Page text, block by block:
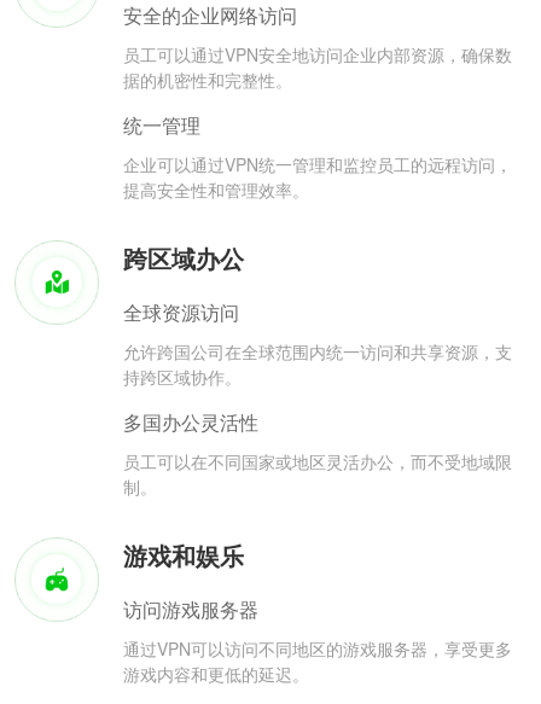
安全的企业网络访问
员工可以通过VPN安全地访问企业内部资源，确保数
据的机密性和完整性。
统一管理
企业可以通过VPN统一管理和监控员工的远程访问，
提高安全性和管理效率。
跨区域办公
全球资源访问
允许跨国公司在全球范围内统一访问和共享资源，支
持跨区域协作。
多国办公灵活性
员工可以在不同国家或地区灵活办公，而不受地域限
制。
游戏和娱乐
访问游戏服务器
通过VPN可以访问不同地区的游戏服务器，享受更多
游戏内容和更低的延迟。